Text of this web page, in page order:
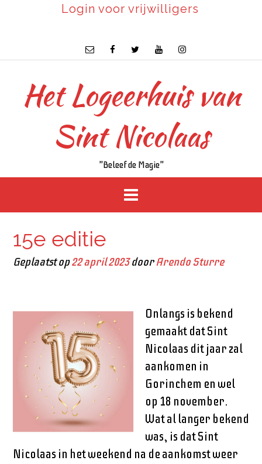
Login voor vrijwilligers
Het Logeerhuis van
Sint Nicolaas
"Beleef de Magie"
15e editie
Geplaatst op22 april 2023doorArendo Sturre
Onlangs is bekend
gemaakt dat Sint
Nicolaas dit jaar zal
aankomen in
Gorinchem en wel
op 18 november.
Wat al langer bekend
was, is dat Sint
Nicolaas in het weekend na de aankomst weer